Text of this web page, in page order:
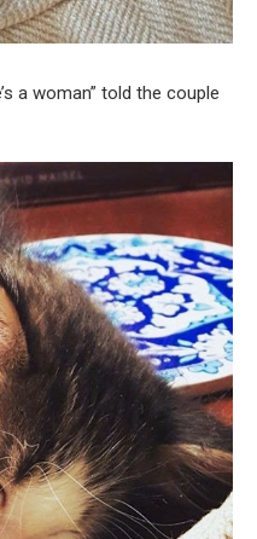
a woman” told the couple